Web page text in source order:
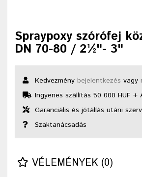
Spraypoxy szórófej
DN 70-80 / 2½"- 3"
Kedvezmény bejelentkezés vagy
Ingyenes szállítás 50 000 HUF +
Garanciális és jótállás utáni
Szaktanácsadás
VÉLEMÉNYEK (0)